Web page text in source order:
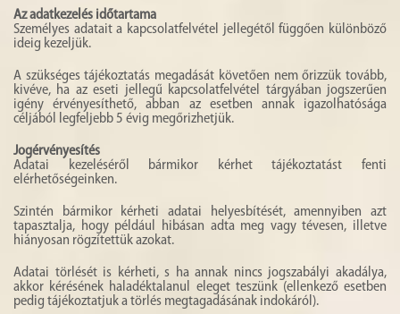
Az adatkezelés időtartama
Személyes adatait a kapcsolatfelvétel jellegétől függően különböző
ideig kezeljük.
A szükséges tájékoztatás megadását követően nem őrizzük tovább,
kivéve, ha az eseti jellegű kapcsolatfelvétel tárgyában jogszerűen
igény érvényesíthető, abban az esetben annak igazolhatósága
céljából legfeljebb 5 évig megőrizhetjük.
Jogérvényesítés
Adatai kezeléséről bármikor kérhet tájékoztatást fenti
elérhetőségeinken.
Szintén bármikor kérheti adatai helyesbítését, amennyiben azt
tapasztalja, hogy például hibásan adta meg vagy tévesen, illetve
hiányosan rögzítettük azokat.
Adatai törlését is kérheti, s ha annak nincs jogszabályi akadálya,
akkor kérésének haladéktalanul eleget teszünk (ellenkező esetben
pedig tájékoztatjuk a törlés megtagadásának indokáról).